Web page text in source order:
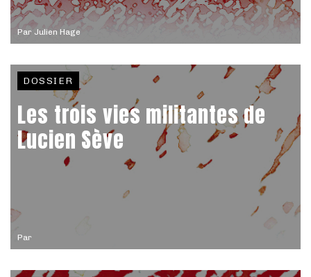
Par Julien Hage
Par
DOSSIER
Les trois vies militantes de
Lucien Sève